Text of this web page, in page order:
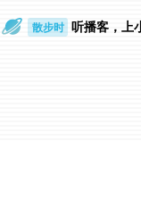
散步时 听播客，上